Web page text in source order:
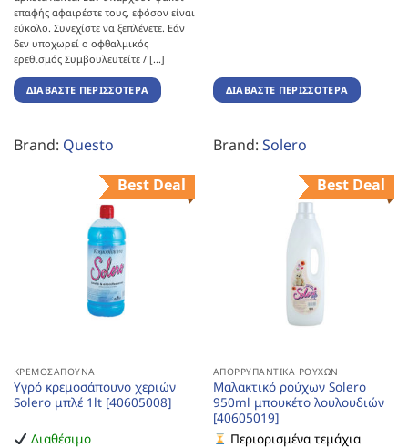
επαφής αφαιρέστε τους, εφόσον είναι
εύκολο. Συνεχίστε να ξεπλένετε. Εάν
δεν υποχωρεί ο οφθαλμικός
ερεθισμός Συμβουλευτείτε / [...]
ΔΙΑΒΆΣΤΕ ΠΕΡΙΣΣΌΤΕΡΑ
Brand: Questo
ΔΙΑΒΆΣΤΕ ΠΕΡΙΣΣΌΤΕΡΑ
Brand: Solero
Best Deal
ΚΡΕΜΟΣΆΠΟΥΝΑ
Υγρό κρεμοσάπουνο χεριών
Solero μπλέ 1lt [40605008]
Διαθέσιμο
Best Deal
ΑΠΟΡΡΥΠΑΝΤΙΚΆ ΡΟΎΧΩΝ
Μαλακτικό ρούχων Solero
950ml μπουκέτο λουλουδιών
[40605019]
Περιορισμένα τεμάχια